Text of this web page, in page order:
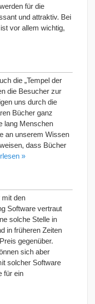
für die
und attraktiv. Bei
vor allem wichtig,
die „Tempel der
die Besucher zur
uns durch die
Bücher ganz
lang Menschen
an unserem Wissen
dass Bücher
»
mit den
Software vertraut
solche Stelle in
in früheren Zeiten
gegenüber.
sich aber
solcher Software
für ein